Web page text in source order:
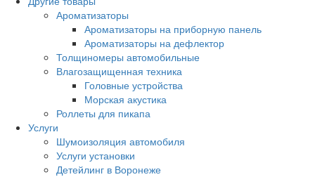
Ароматизаторы
Ароматизаторы на приборную панель
Ароматизаторы на дефлектор
Толщиномеры автомобильные
Влагозащищенная техника
Головные устройства
Морская акустика
Роллеты для пикапа
Услуги
Шумоизоляция автомобиля
Услуги установки
Детейлинг в Воронеже